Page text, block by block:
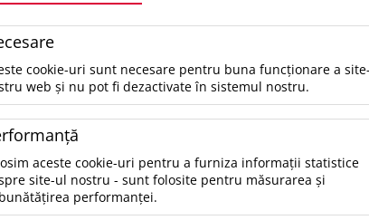
Sortare dupa:
0 rezultate pentru: "costumimpermeabilsetnylon"
Pentru a găsi produsul dorit, încearcă următoarele:
• Verifică dacă ai scris corect termenii.
• Încearcă să foloseşti sinonime.
cookie-uri sunt necesare pentru buna funcționare a
web și nu pot fi dezactivate în sistemul nostru.
aceste cookie-uri pentru a furniza informații statistice
site-ul nostru - sunt folosite pentru măsurarea și
performanței.